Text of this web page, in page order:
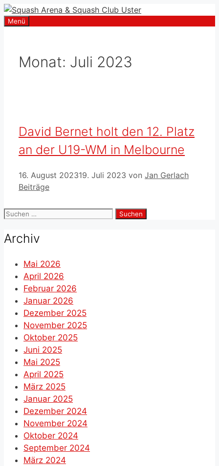
Zum
Inhalt
Menü
Monat: Juli 2023
David Bernet holt den 12. Platz
an der U19-WM in Melbourne
16. August 202319. Juli 2023 von Jan Gerlach
Kategorien
Beiträge
Suchen
Archiv
Mai 2026
April 2026
Februar 2026
Januar 2026
Dezember 2025
November 2025
Oktober 2025
Juni 2025
Mai 2025
April 2025
März 2025
Januar 2025
Dezember 2024
November 2024
Oktober 2024
September 2024
März 2024